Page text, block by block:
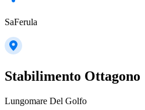
SaFerula
Stabilimento Ottagono
Lungomare Del Golfo